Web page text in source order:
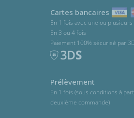
Cartes bancaires
En 1 fois avec une ou plusieurs
En 3 ou 4 fois
Paiement 100% sécurisé par
Prélèvement
En 1 fois (sous conditions à
deuxième commande)